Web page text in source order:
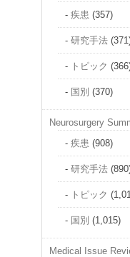
疾患 (357)
研究手法
トピック
国別 (370)
Neurosurgery
疾患 (908)
研究手法
トピック
国別 (1,015)
Medical Issue